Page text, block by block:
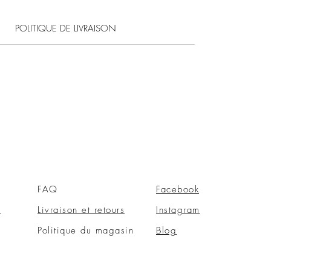
POLITIQUE DE LIVRAISON
FAQ
Livraison et retours
Politique du magasin
Facebook
Instagram
Blog